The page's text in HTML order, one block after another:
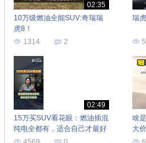
02:35
10万级燃油全能SUV:奇瑞瑞
虎8！
1314
2
瑞
02:49
15万买SUV看花眼：燃油插混
纯电全都有，适合自己才最好
啥
大
就